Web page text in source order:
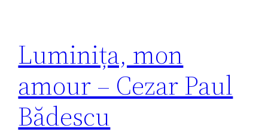
Luminița, mon
amour – Cezar Paul
Bădescu